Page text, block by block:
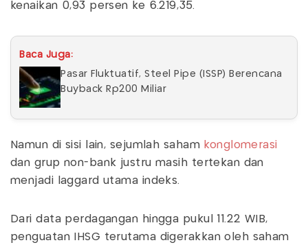
kenaikan 0,93 persen ke 6.219,35.
Baca Juga:
Pasar Fluktuatif, Steel Pipe (ISSP) Berencana
Buyback Rp200 Miliar
Namun di sisi lain, sejumlah saham konglomerasi
dan grup non-bank justru masih tertekan dan
menjadi laggard utama indeks.
Dari data perdagangan hingga pukul 11.22 WIB,
penguatan IHSG terutama digerakkan oleh saham